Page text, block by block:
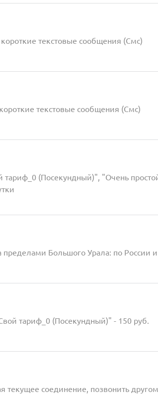
текстовые сообщения (Смс)
текстовые сообщения (Смс)
(Посекундный)", "Очень
пределами Большого Урала: по России
тариф_0 (Посекундный)" - 150 руб.
текущее соединение, позвонить